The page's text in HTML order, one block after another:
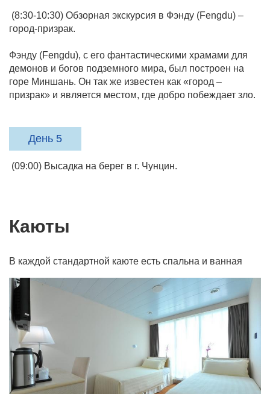
(8:30-10:30) Обзорная экскурсия в Фэнду (Fengdu) –
город-призрак.
Фэнду (Fengdu), с его фантастическими храмами для
демонов и богов подземного мира, был построен на
горе Миншань. Он так же известен как «город –
призрак» и является местом, где добро побеждает зло.
День 5
(09:00) Высадка на берег в г. Чунцин.
Каюты
В каждой стандартной каюте есть спальна и ванная